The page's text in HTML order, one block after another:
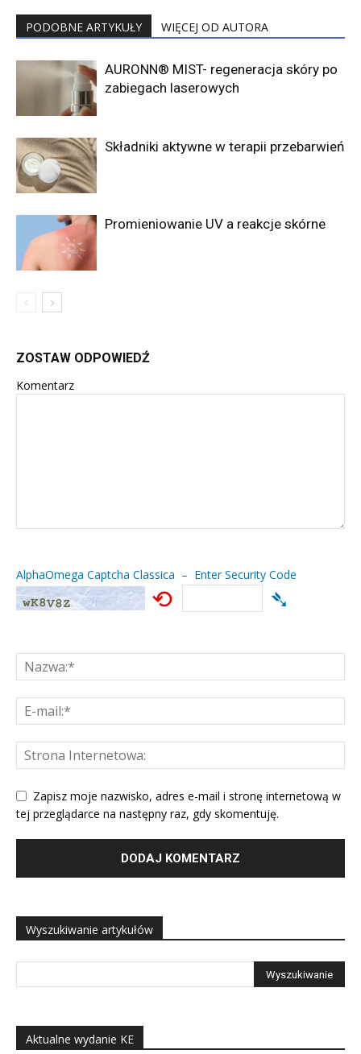
PODOBNE ARTYKUŁY WIĘCEJ OD AUTORA
AURONN® MIST- regeneracja skóry po
zabiegach laserowych
Składniki aktywne w terapii przebarwień
Promieniowanie UV a reakcje skórne
ZOSTAW ODPOWIEDŹ
Komentarz
AlphaOmega Captcha Classica – Enter Security Code
⟲ ➴
Zapisz moje nazwisko, adres e-mail i stronę internetową w
tej przeglądarce na następny raz, gdy skomentuję.
Wyszukiwanie artykułów
Aktualne wydanie KE